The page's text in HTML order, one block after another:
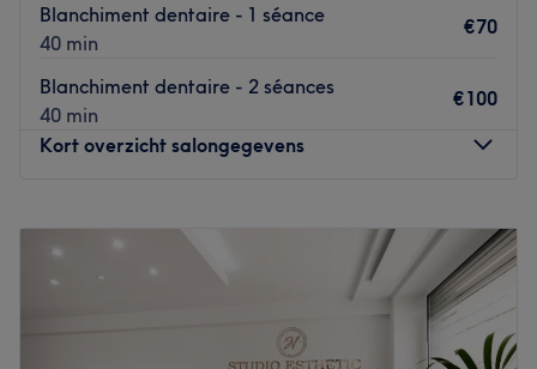
Blanchiment dentaire - 1 séance
40 min
€70
Blanchiment dentaire - 2 séances
40 min
€100
Kort overzicht salongegevens
Dinsdag
10:00
18:30
10:00–18:30
10:00
18:30
18:30
10:00
17:00